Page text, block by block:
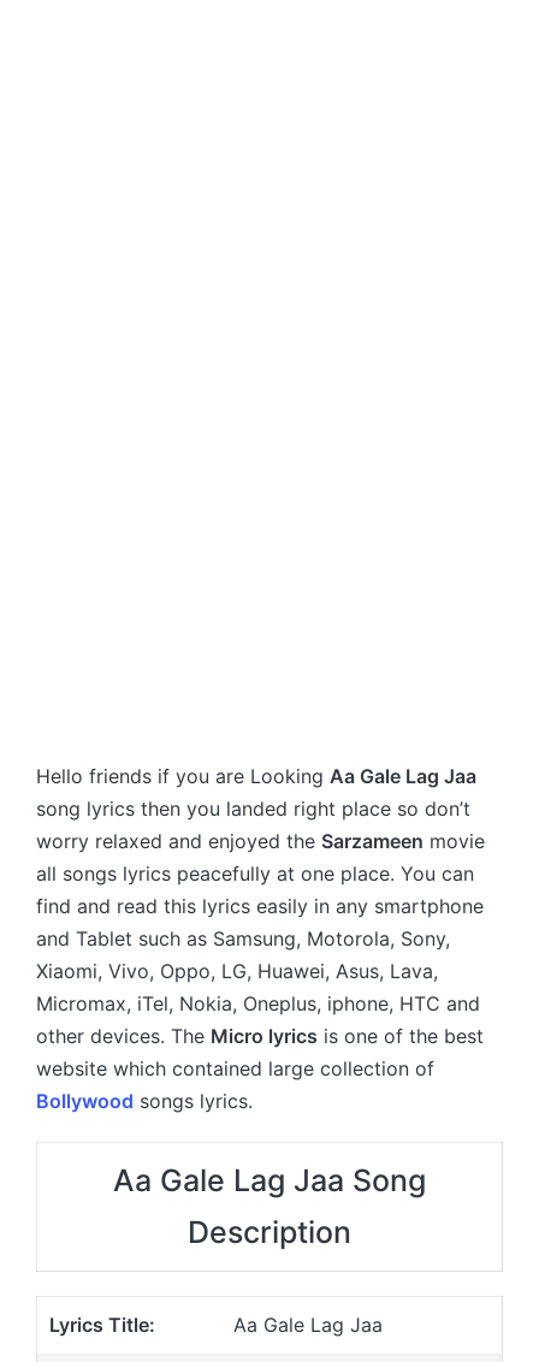
Hello friends if you are Looking Aa Gale Lag Jaa
song lyrics then you landed right place so don’t
worry relaxed and enjoyed the Sarzameen movie
all songs lyrics peacefully at one place. You can
find and read this lyrics easily in any smartphone
and Tablet such as Samsung, Motorola, Sony,
Xiaomi, Vivo, Oppo, LG, Huawei, Asus, Lava,
Micromax, iTel, Nokia, Oneplus, iphone, HTC and
other devices. The Micro lyrics is one of the best
website which contained large collection of
Bollywood songs lyrics.
Aa Gale Lag Jaa Song
Description
Lyrics Title: Aa Gale Lag Jaa